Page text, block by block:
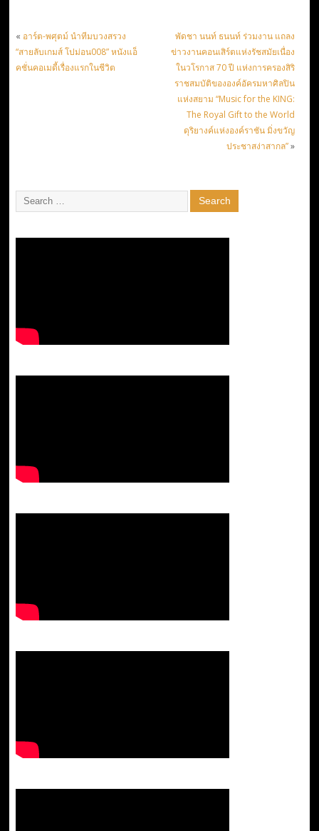
« อาร์ต-พศุตม์ นำทีมบวงสรวง
“สายลับเกมส์ โปม่อน008” หนังแอ็
คชั่นคอเมดี้เรื่องแรกในชีวิต
พัดชา นนท์ ธนนท์ ร่วมงาน แถลง
ข่าวงานคอนเสิร์ตแห่งรัชสมัยเนื่อง
ในวโรกาส 70 ปี แห่งการครองสิริ
ราชสมบัติขององค์อัครมหาศิลปิน
แห่งสยาม “Music for the KING:
The Royal Gift to the World
ดุริยางค์แห่งองค์ราชัน มิ่งขวัญ
ประชาสง่าสากล”»